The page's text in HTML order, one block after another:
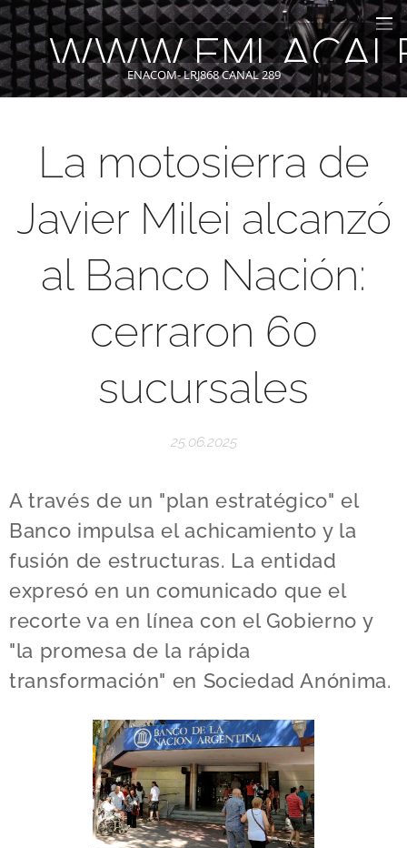
ENACOM- LRJ868 CANAL 289
La motosierra de
Javier Milei alcanzó
al Banco Nación:
cerraron 60
sucursales
25.06.2025
A través de un "plan estratégico" el
Banco impulsa el achicamiento y la
fusión de estructuras. La entidad
expresó en un comunicado que el
recorte va en línea con el Gobierno y
"la promesa de la rápida
transformación" en Sociedad Anónima.